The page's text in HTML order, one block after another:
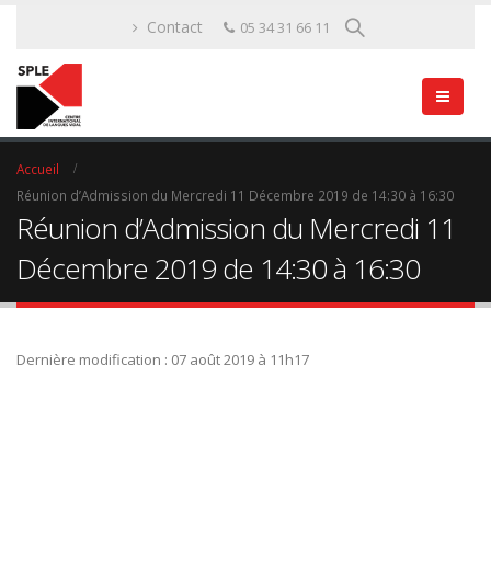
Contact 05 34 31 66 11
Accueil
Réunion d’Admission du Mercredi 11 Décembre 2019 de 14:30 à 16:30
Réunion d’Admission du Mercredi 11
Décembre 2019 de 14:30 à 16:30
Dernière modification : 07 août 2019 à 11h17